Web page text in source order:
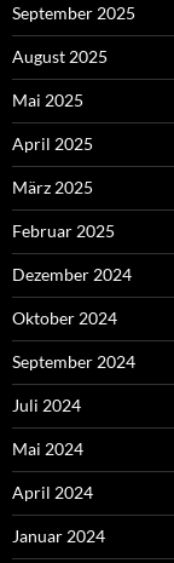
September 2025
August 2025
Mai 2025
April 2025
März 2025
Februar 2025
Dezember 2024
Oktober 2024
September 2024
Juli 2024
Mai 2024
April 2024
Januar 2024